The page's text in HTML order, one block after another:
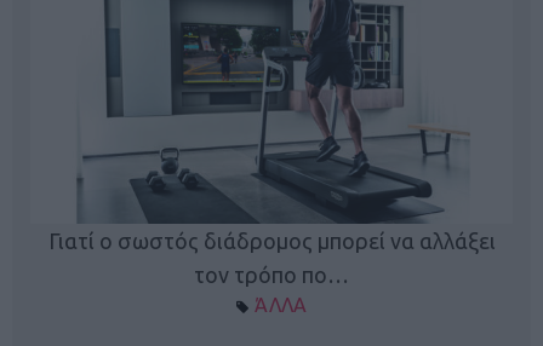
Γιατί ο σωστός διάδρομος μπορεί να αλλάξει
τον τρόπο πο…
ΆΛΛΑ